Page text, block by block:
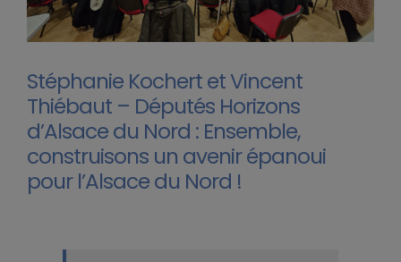
Stéphanie Kochert et Vincent
Thiébaut – Députés Horizons
d’Alsace du Nord : Ensemble,
construisons un avenir épanoui
pour l’Alsace du Nord !